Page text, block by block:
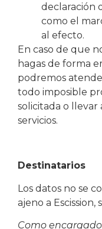
declaración
como el
al efecto.
En caso de que
hagas de forma
podremos
todo imposible
solicitada o llevar
servicios.
Destinatarios
Los datos no se
ajeno a
Como